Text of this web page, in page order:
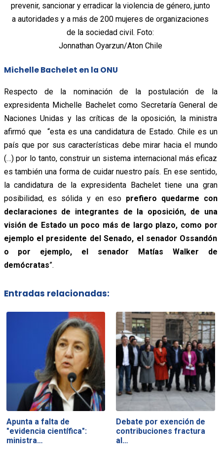
prevenir, sancionar y erradicar la violencia de género, junto
a autoridades y a más de 200 mujeres de organizaciones
de la sociedad civil. Foto:
Jonnathan Oyarzun/Aton Chile
Michelle Bachelet en la ONU
Respecto de la nominación de la postulación de la
expresidenta Michelle Bachelet como Secretaría General de
Naciones Unidas y las críticas de la oposición, la ministra
afirmó que “esta es una candidatura de Estado. Chile es un
país que por sus características debe mirar hacia el mundo
(…) por lo tanto, construir un sistema internacional más eficaz
es también una forma de cuidar nuestro país. En ese sentido,
la candidatura de la expresidenta Bachelet tiene una gran
posibilidad, es sólida y en eso prefiero quedarme con
declaraciones de integrantes de la oposición, de una
visión de Estado un poco más de largo plazo, como por
ejemplo el presidente del Senado, el senador Ossandón
o por ejemplo, el senador Matías Walker de
demócratas”.
Entradas relacionadas:
Apunta a falta de
"evidencia científica":
ministra…
Debate por exención de
contribuciones fractura
al…